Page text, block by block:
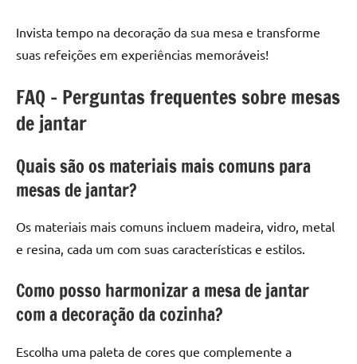
Invista tempo na decoração da sua mesa e transforme
suas refeições em experiências memoráveis!
FAQ – Perguntas frequentes sobre mesas
de jantar
Quais são os materiais mais comuns para
mesas de jantar?
Os materiais mais comuns incluem madeira, vidro, metal
e resina, cada um com suas características e estilos.
Como posso harmonizar a mesa de jantar
com a decoração da cozinha?
Escolha uma paleta de cores que complemente a